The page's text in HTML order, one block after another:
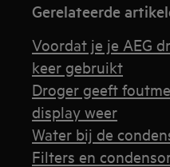
Gerelateerde
Voordat je je AEG
keer gebruikt
Droger geeft
display weer
Water bij de
Filters en